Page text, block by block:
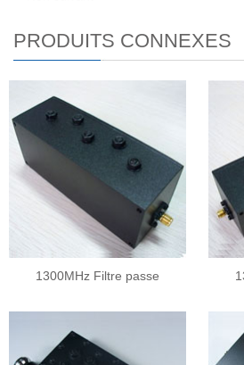
PRODUITS CONNEXES
1300MHz Filtre passe